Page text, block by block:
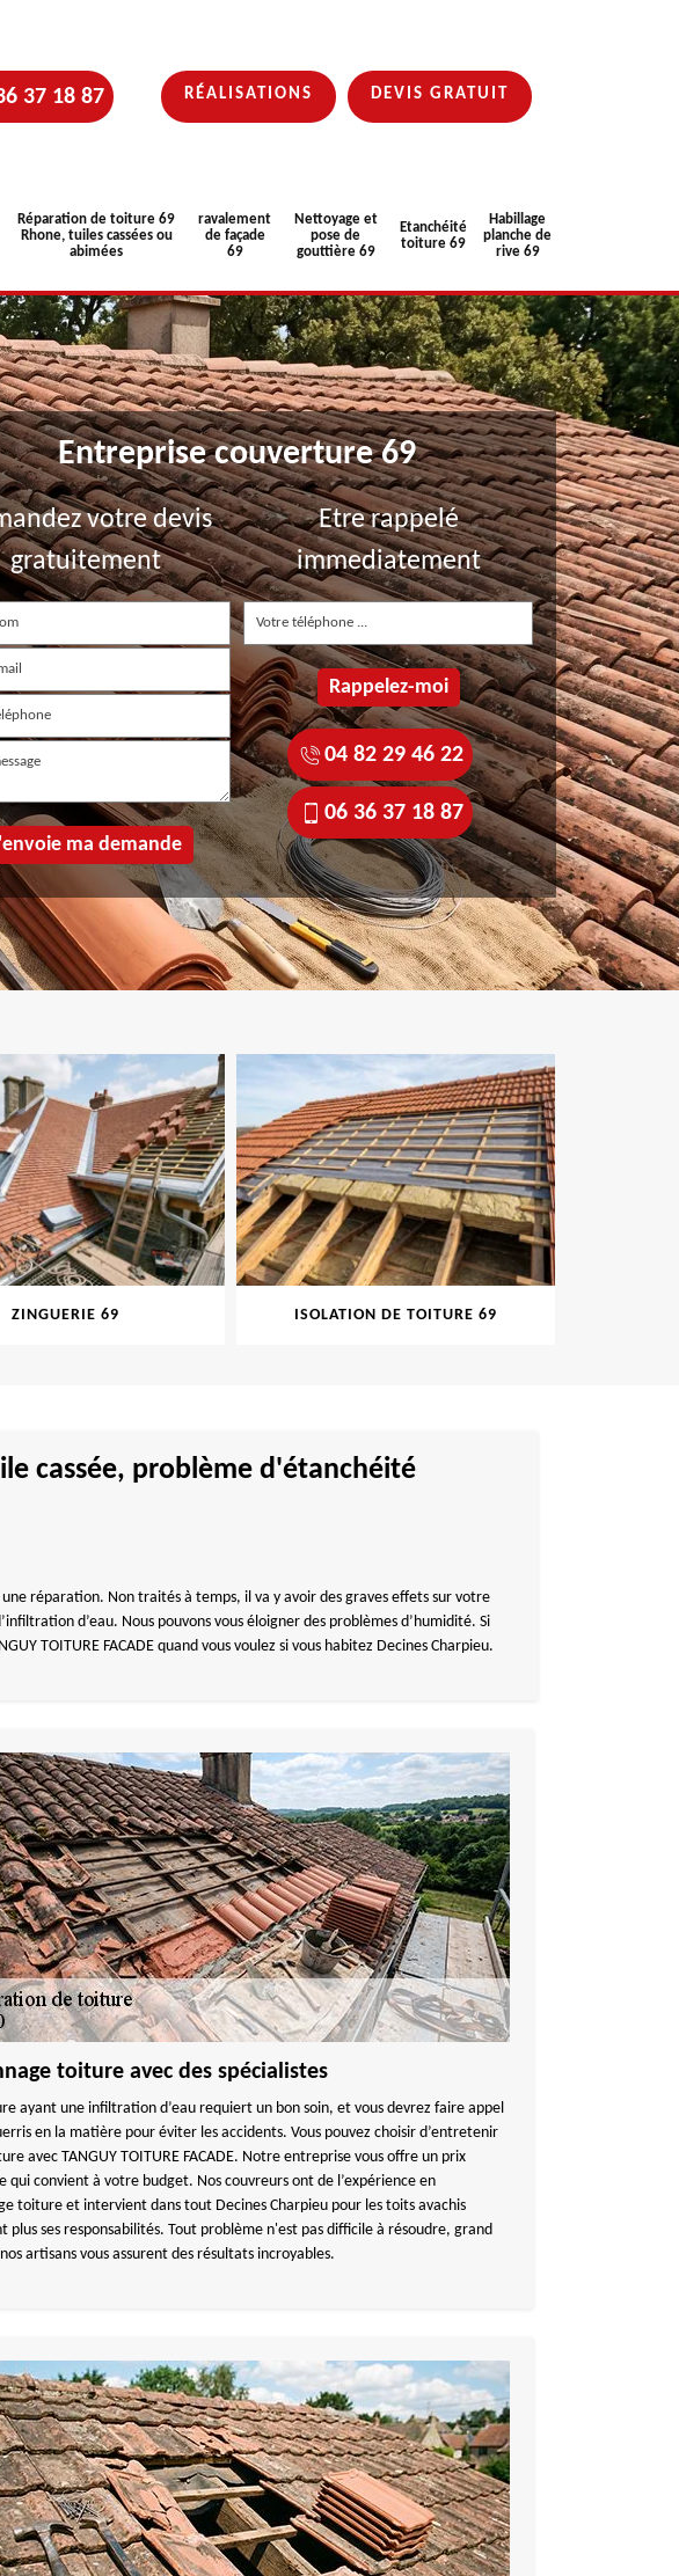
37 18 87 RÉALISATIONS DEVIS GRATUIT
Réparation de toiture 69
Rhone, tuiles cassées ou
abimées
ravalement
de façade
69
Nettoyage et
pose de
gouttière 69
Etanchéité
toiture 69
Habillage
planche de
rive 69
Entreprise couverture 69
votre devis
gratuitement
Etre rappelé
immediatement
04 82 29 46 22
06 36 37 18 87
ZINGUERIE 69 ISOLATION DE TOITURE 69
cassée, problème d'étanchéité
réparation. Non traités à temps, il va y avoir des graves effets sur votre
d’eau. Nous pouvons vous éloigner des problèmes d’humidité. Si
TOITURE FACADE quand vous voulez si vous habitez Decines Charpieu.
toiture avec des spécialistes
ayant une infiltration d’eau requiert un bon soin, et vous devrez faire appel
en la matière pour éviter les accidents. Vous pouvez choisir d’entretenir
avec TANGUY TOITURE FACADE. Notre entreprise vous offre un prix
qui convient à votre budget. Nos couvreurs ont de l’expérience en
toiture et intervient dans tout Decines Charpieu pour les toits avachis
plus ses responsabilités. Tout problème n'est pas difficile à résoudre, grand
artisans vous assurent des résultats incroyables.